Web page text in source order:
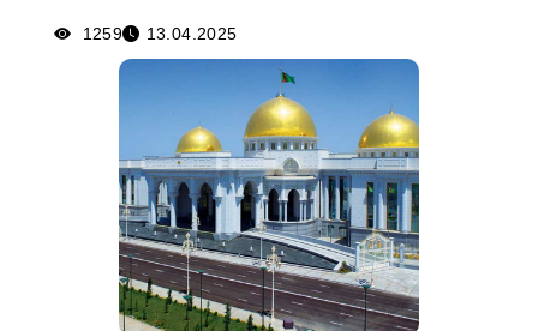
1259 13.04.2025